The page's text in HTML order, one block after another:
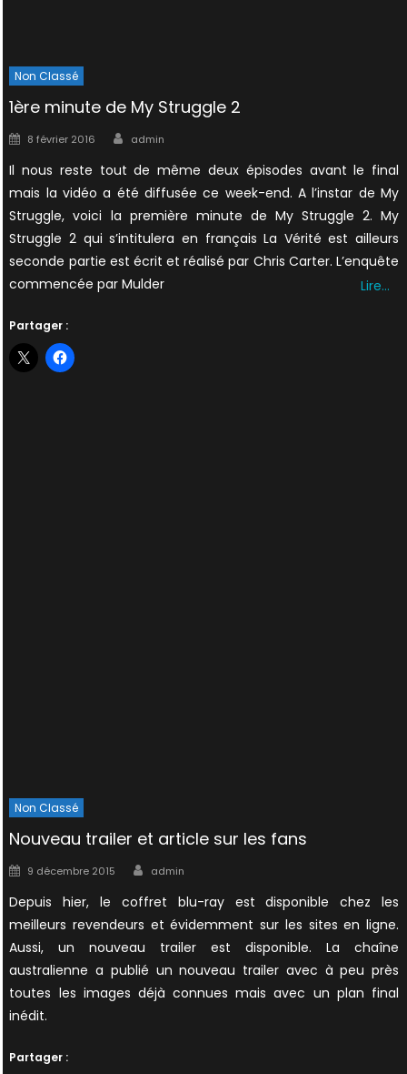
Non Classé
1ère minute de My Struggle 2
Posted
8 février 2016 Author
admin
Il nous reste tout de même deux épisodes avant le final
mais la vidéo a été diffusée ce week-end. A l’instar de My
Struggle, voici la première minute de My Struggle 2. My
Struggle 2 qui s’intitulera en français La Vérité est ailleurs
seconde partie est écrit et réalisé par Chris Carter. L’enquête
commencée par Mulder
Lire…
Partager :
Non Classé
Nouveau trailer et article sur les fans
Posted
9 décembre 2015 Author
admin
Depuis hier, le coffret blu-ray est disponible chez les
meilleurs revendeurs et évidemment sur les sites en ligne.
Aussi, un nouveau trailer est disponible. La chaîne
australienne a publié un nouveau trailer avec à peu près
toutes les images déjà connues mais avec un plan final
inédit.
Partager :